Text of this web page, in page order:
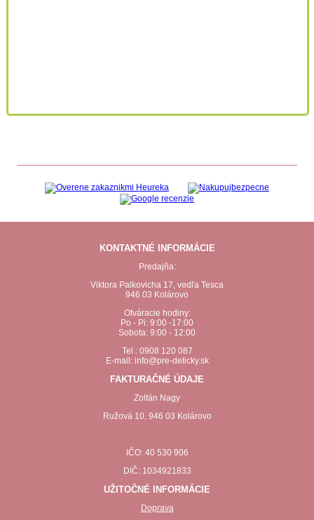
KONTAKTNÉ INFORMÁCIE
Predajňa:
Viktora Palkovicha 17, vedľa Tesca
946 03 Kolárovo
Otváracie hodiny:
Po - Pi: 9:00 -17:00
Sobota: 9:00 - 12:00
Tel.: 0908 120 087
E-mail: info@pre-deticky.sk
FAKTURAČNÉ ÚDAJE
Zoltán Nagy
Ružová 10, 946 03 Kolárovo
IČO: 40 530 906
DIČ: 1034921833
UŽITOČNÉ INFORMÁCIE
Doprava